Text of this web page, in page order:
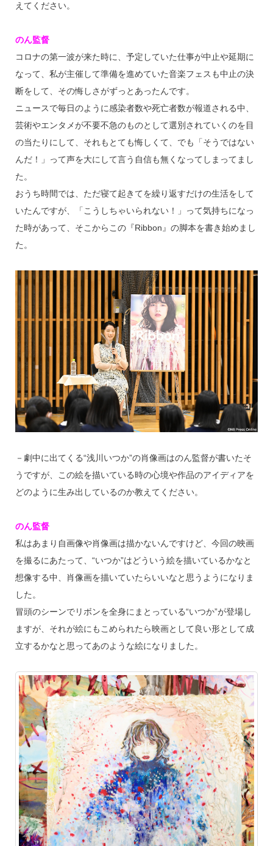
えてください。
のん監督
コロナの第一波が来た時に、予定していた仕事が中止や延期に
なって、私が主催して準備を進めていた音楽フェスも中止の決
断をして、その悔しさがずっとあったんです。
ニュースで毎日のように感染者数や死亡者数が報道される中、
芸術やエンタメが不要不急のものとして選別されていくのを目
の当たりにして、それもとても悔しくて、でも「そうではない
んだ！」って声を大にして言う自信も無くなってしまってまし
た。
おうち時間では、ただ寝て起きてを繰り返すだけの生活をして
いたんですが、「こうしちゃいられない！」って気持ちになっ
た時があって、そこからこの『Ribbon』の脚本を書き始めまし
た。
－劇中に出てくる“浅川いつか”の肖像画はのん監督が書いたそ
うですが、この絵を描いている時の心境や作品のアイディアを
どのように生み出しているのか教えてください。
のん監督
私はあまり自画像や肖像画は描かないんですけど、今回の映画
を撮るにあたって、“いつか”はどういう絵を描いているかなと
想像する中、肖像画を描いていたらいいなと思うようになりま
した。
冒頭のシーンでリボンを全身にまとっている“いつか”が登場し
ますが、それが絵にもこめられたら映画として良い形として成
立するかなと思ってあのような絵になりました。